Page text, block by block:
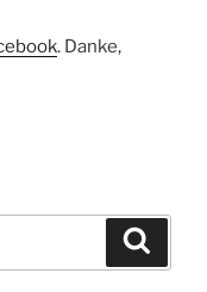
. Danke,